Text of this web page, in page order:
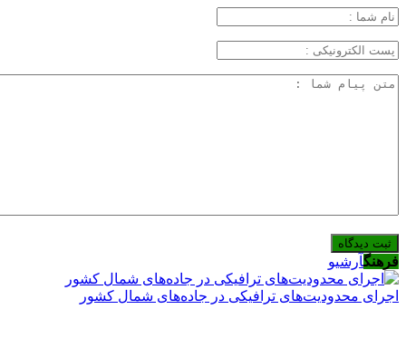
فرهنگآرشیو
اجرای محدودیت‌های ترافیکی در جاده‌های شمال کشور